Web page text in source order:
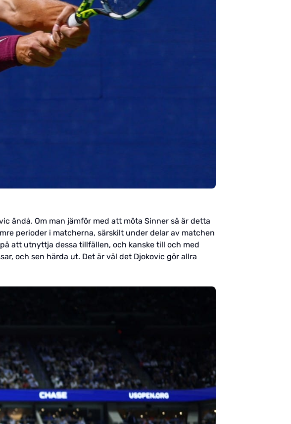
ändå. Om man jämför med att möta Sinner så är detta
perioder i matcherna, särskilt under delar av matchen
att utnyttja dessa tillfällen, och kanske till och med
och sen härda ut. Det är väl det Djokovic gör allra